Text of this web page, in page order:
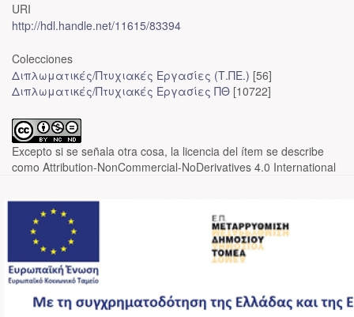
URI
http://hdl.handle.net/11615/83394
Colecciones
Διπλωματικές/Πτυχιακές Εργασίες (Τ.ΠΕ.) [56]
Διπλωματικές/Πτυχιακές Εργασίες ΠΘ [10722]
Excepto si se señala otra cosa, la licencia del ítem se describe
como Attribution-NonCommercial-NoDerivatives 4.0 International